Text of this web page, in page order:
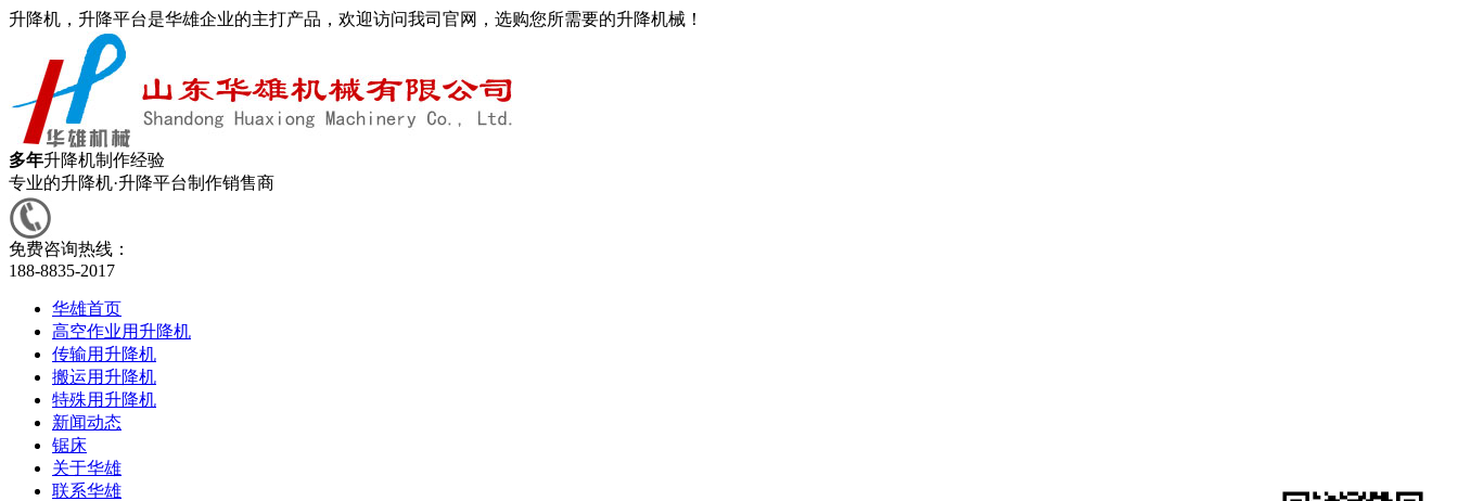
升降机，升降平台是华雄企业的主打产品，欢迎访问我司官网，选购您所需要的升降机械！
多年升降机制作经验
专业的升降机·升降平台制作销售商
免费咨询热线：
188-8835-2017
华雄首页
高空作业用升降机
传输用升降机
搬运用升降机
特殊用升降机
新闻动态
锯床
关于华雄
联系华雄